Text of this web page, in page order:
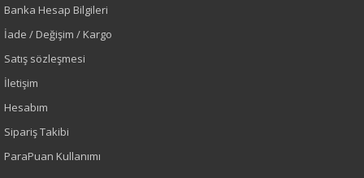
Ekru
İlkbahar-Yaz
Yaş Grubu
Banka Hesap Bilgileri
İade / Değişim / Kargo
Satış sözleşmesi
İletişim
Hesabım
Sipariş Takibi
ParaPuan Kullanımı